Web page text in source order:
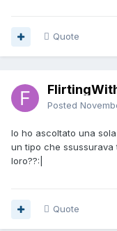
Quote
Posted
Io ho ascoltato una
un tipo che ssussurava
loro??:|
Quote